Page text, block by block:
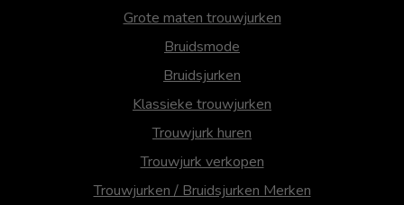
Grote maten trouwjurken
Bruidsmode
Bruidsjurken
Klassieke trouwjurken
Trouwjurk huren
Trouwjurk verkopen
Trouwjurken / Bruidsjurken Merken